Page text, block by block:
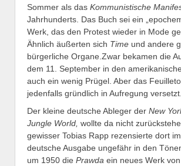
Sommer als das Kommunistische
Jahrhunderts. Das Buch sei ein
Werk, das den Protest wieder in Mode
Ähnlich äußerten sich Time und andere
bürgerliche Organe.Zwar bekamen die
dem 11. September in den
auch ein wenig Prügel. Aber das
jedenfalls gründlich in Aufregung versetzt.
Der kleine deutsche Ableger der New
Jungle World, wollte da nicht
gewisser Tobias Rapp rezensierte dort
deutsche Ausgabe ungefähr in den
um 1950 die Prawda ein neues Werk